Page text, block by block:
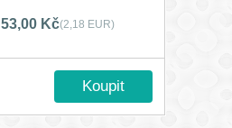
53,00 Kč(2,18 EUR)